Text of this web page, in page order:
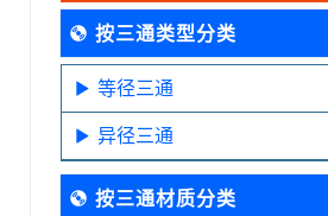
按三通类型分类
等径三通
异径三通
按三通材质分类